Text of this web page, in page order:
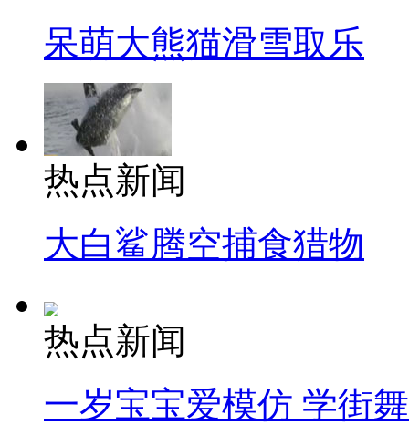
呆萌大熊猫滑雪取乐
热点新闻
大白鲨腾空捕食猎物
热点新闻
一岁宝宝爱模仿 学街